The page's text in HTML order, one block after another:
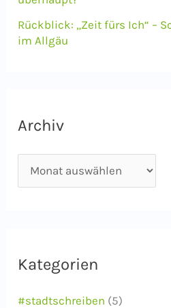
Rückblick: „Zeit fürs Ich“ –
im Allgäu
Archiv
r
iKategorien
#stadtschreiben (5)